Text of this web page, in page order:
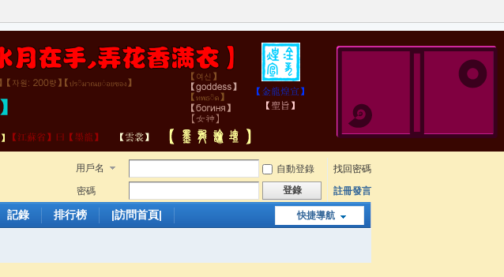
用戶名 自動登錄
找回密碼
密碼
登錄 註冊發言
快捷導航
記錄 排行榜 |訪問首頁|